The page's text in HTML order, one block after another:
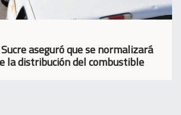
aseguró que se normalizará
la distribución del combustible